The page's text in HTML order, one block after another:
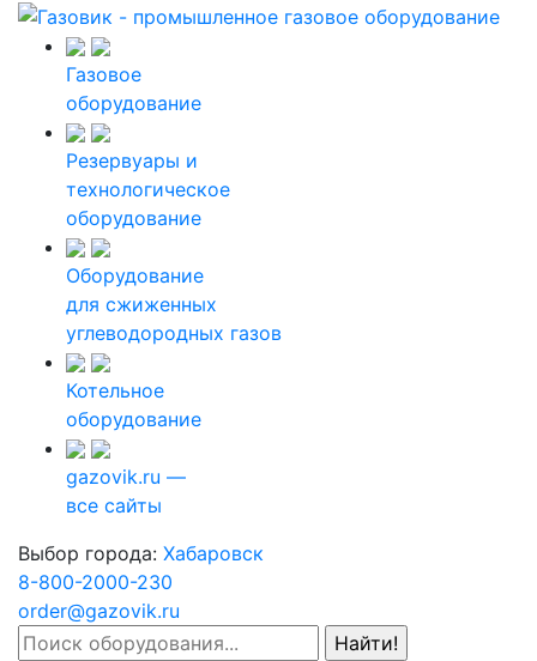
Газовое
оборудование
Резервуары и
технологическое
оборудование
Оборудование
для сжиженных
углеводородных газов
Котельное
оборудование
gazovik.ru —
все сайты
Выбор города: Хабаровск
8-800-2000-230
order@gazovik.ru